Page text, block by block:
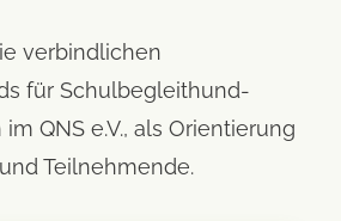
verbindlichen
für Schulbegleithund-
QNS e.V., als Orientierung
Teilnehmende.